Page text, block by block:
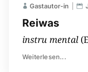
Reiwas
Gastautor-in
instru mental
Weiterlesen...